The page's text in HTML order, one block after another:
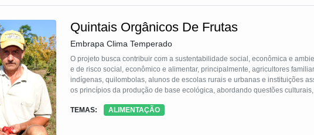
Quintais Orgânicos De Frutas
Embrapa Clima Temperado
O projeto busca contribuir com a sustentabilidade social, econômica e
e de risco social, econômico e alimentar, principalmente, agricultores
indígenas, quilombolas, alunos de escolas rurais e urbanas e instituições
os princípios da produção de base ecológica, abordando questões
pêssego, figo, laranja, amora-preta, cereja-do-rio-grande, araçá amarelo e
TEMAS: ALIMENTAÇÃO